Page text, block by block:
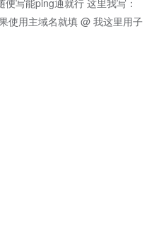
使用主域名就填 @ 我这里用子